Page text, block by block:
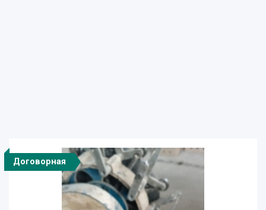
Договорная